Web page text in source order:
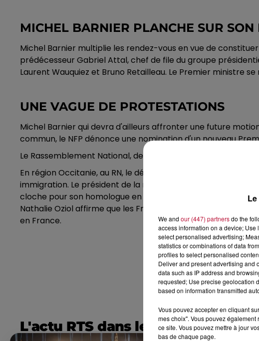
MICHEL BARNIER PLANCHE SUR
Michel Barnier multiplie les rendez-vous en vue de
prédécesseur Gabriel Attal, chef de file du groupe
Laurent Wauquiez et Bruno Retailleau. Le Premier ministre
UNE VAGUE DE PROTESTATIONS
Michel Barnier qui devra d'ailleurs affronter une future
commun, le NFP dénonce une nomination d'un nouveau
Le Rassemblement National, de son côté, ne prévoit pas
En région Occitanie, au RN, le député du Gard Yoann Gillet
immigration. Le président de la région PACA, Renaud
cloche pour son homologue en Occitanie, Carole Delga
Nathalie Oziol affirme que les Français n'ont pas voté pour
en France.
L'actu RTS dans le Sud
We and our (447) partnersdo the
access information on a device;
select personalised advertising;
statistics or combinations of data
profiles to select personalised
Deliver and present advertising and
data such as IP address and
requested; Use precise geolocation
based on information transmitted
Vous pouvez accepter en cliquant
mes choix". Vous pouvez
ce site. Vous pouvez mettre à jour
bas de chaque page.